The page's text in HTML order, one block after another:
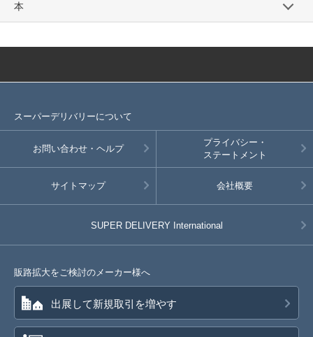
本
スーパーデリバリーについて
お問い合わせ・ヘルプ
プライバシー・
ステートメント
サイトマップ 会社概要
SUPER DELIVERY International
販路拡大をご検討のメーカー様へ
出展して新規取引を増やす